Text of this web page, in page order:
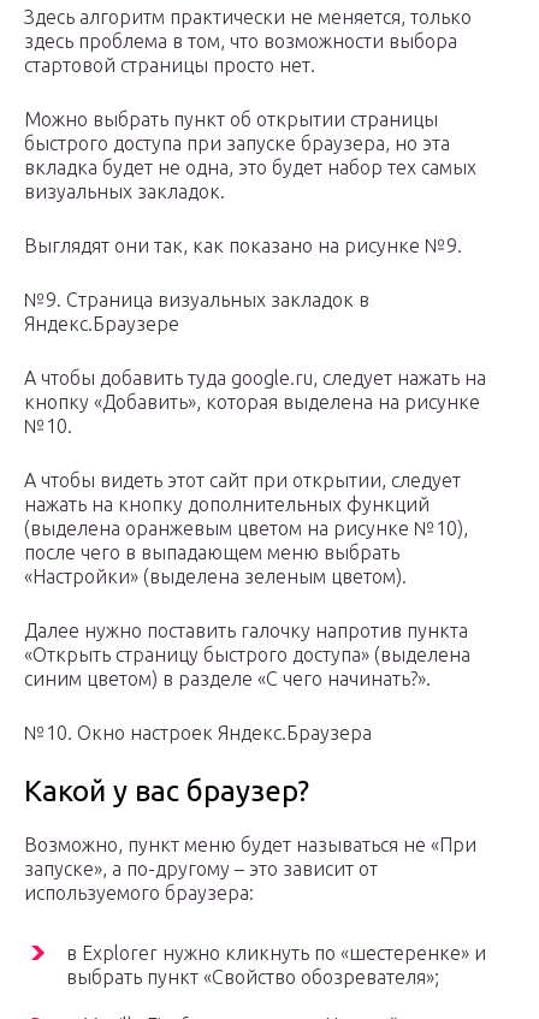
Здесь алгоритм практически не меняется, только
здесь проблема в том, что возможности выбора
стартовой страницы просто нет.
Можно выбрать пункт об открытии страницы
быстрого доступа при запуске браузера, но эта
вкладка будет не одна, это будет набор тех самых
визуальных закладок.
Выглядят они так, как показано на рисунке №9.
№9. Страница визуальных закладок в
Яндекс.Браузере
А чтобы добавить туда google.ru, следует нажать на
кнопку «Добавить», которая выделена на рисунке
№10.
А чтобы видеть этот сайт при открытии, следует
нажать на кнопку дополнительных функций
(выделена оранжевым цветом на рисунке №10),
после чего в выпадающем меню выбрать
«Настройки» (выделена зеленым цветом).
Далее нужно поставить галочку напротив пункта
«Открыть страницу быстрого доступа» (выделена
синим цветом) в разделе «С чего начинать?».
№10. Окно настроек Яндекс.Браузера
Какой у вас браузер?
Возможно, пункт меню будет называться не «При
запуске», а по-другому – это зависит от
используемого браузера:
в Explorer нужно кликнуть по «шестеренке» и
выбрать пункт «Свойство обозревателя»;